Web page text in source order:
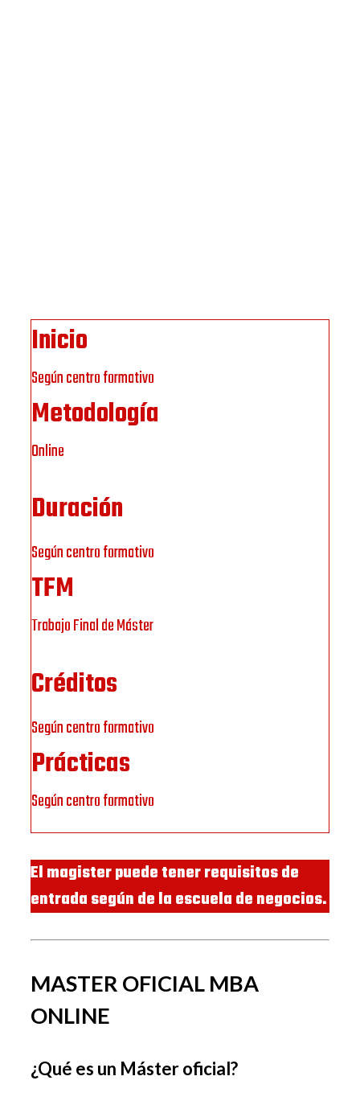
Inicio
Según centro formativo
Metodología
Online
Duración
Según centro formativo
TFM
Trabajo Final de Máster
Créditos
Según centro formativo
Prácticas
Según centro formativo
El magister puede tener requisitos de
entrada según de la escuela de negocios.
MASTER OFICIAL MBA
ONLINE
¿Qué es un Máster oficial?